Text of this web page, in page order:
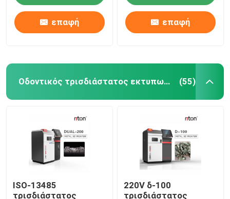
επαφή επαφή
Οδοντικός τρισδιάστατος εκτυπωτής μετάλλων (55)
ISO-13485
τρισδιάστατος
220V δ-100
τρισδιάστατος